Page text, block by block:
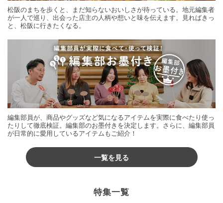
松阪のまちを歩くと、まだ知らないおいしさが待っている。地元編集者
が一人で巡り、出会った店主の人柄や想いと味を伝えます。見ればきっ
と、松阪に行きたくなる。
編集部員が、商品やグッズなど気になるアイテムを実際に食べたり使っ
たりして徹底検証。編集部のお墨付きを決定します。さらに、編集部員
が日常的に愛用しているアイテムもご紹介！
一覧を見る
特集一覧